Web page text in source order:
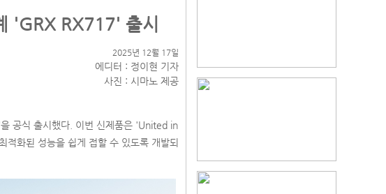
'GRX RX717' 출시
2025년 12월 17일
에디터 : 정이현 기자
사진 : 시마노 제공
공식 출시했다. 이번 신제품은 'United in
화된 성능을 쉽게 접할 수 있도록 개발되